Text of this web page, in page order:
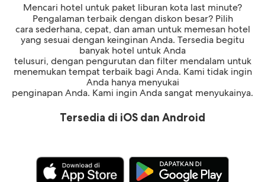
Mencari hotel untuk paket liburan kota last minute?
Pengalaman terbaik dengan diskon besar? Pilih
cara sederhana, cepat, dan aman untuk memesan hotel
yang sesuai dengan keinginan Anda. Tersedia begitu
banyak hotel untuk Anda
telusuri, dengan pengurutan dan filter mendalam untuk
menemukan tempat terbaik bagi Anda. Kami tidak ingin
Anda hanya menyukai
penginapan Anda. Kami ingin Anda sangat menyukainya.
Tersedia di iOS dan Android